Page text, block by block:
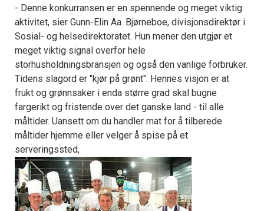
- Denne konkurransen er en spennende og meget viktig
aktivitet, sier Gunn-Elin Aa. Bjørneboe, divisjonsdirektør i
Sosial- og helsedirektoratet. Hun mener den utgjør et
meget viktig signal overfor hele
storhusholdningsbransjen og også den vanlige forbruker.
Tidens slagord er "kjør på grønt". Hennes visjon er at
frukt og grønnsaker i enda større grad skal bugne
fargerikt og fristende over det ganske land - til alle
måltider. Uansett om du handler mat for å tilberede
måltider hjemme eller velger å spise på et
serveringssted,